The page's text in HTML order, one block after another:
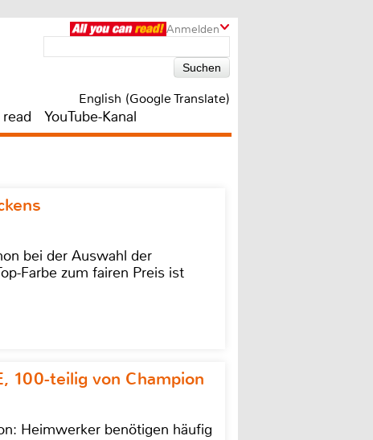
Anmelden
English (Google Translate)
YouTube-Kanal
bei der Auswahl der
Farbe zum fairen Preis ist
100-teilig von Champion
Heimwerker benötigen häufig